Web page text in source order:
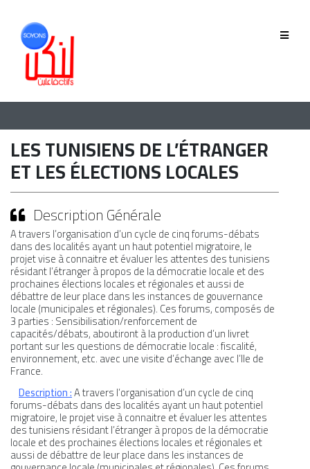
GOUVERNANCE
ÉQUIPE
HISTORIQUE
MEMBRES
PHASE 2019-2022
PHASE 2022-2025
COMMUNIQUÉ DE PRESSE
LES TUNISIENS DE L’ÉTRANGER
ET LES ÉLECTIONS LOCALES
Description Générale
A travers l’organisation d’un cycle de cinq forums-débats
dans des localités ayant un haut potentiel migratoire, le
projet vise à connaitre et évaluer les attentes des tunisiens
résidant l’étranger à propos de la démocratie locale et des
prochaines élections locales et régionales et aussi de
débattre de leur place dans les instances de gouvernance
locale (municipales et régionales). Ces forums, composés de
3 parties : Sensibilisation/renforcement de
capacités/débats, aboutiront à la production d’un livret
portant sur les questions de démocratie locale : fiscalité,
environnement, etc. avec une visite d’échange avec l’Ile de
France.
Description :A travers l’organisation d’un cycle de cinq
forums-débats dans des localités ayant un haut potentiel
migratoire, le projet vise à connaitre et évaluer les attentes
des tunisiens résidant l’étranger à propos de la démocratie
locale et des prochaines élections locales et régionales et
aussi de débattre de leur place dans les instances de